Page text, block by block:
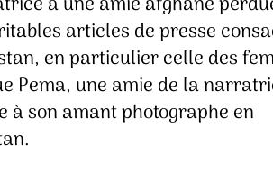
articles de presse
en particulier celle des
Pema, une amie de la
à son amant photographe en